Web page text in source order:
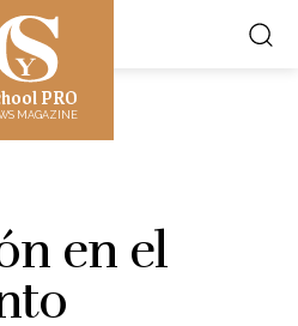
PRO
MAGAZINE
en el